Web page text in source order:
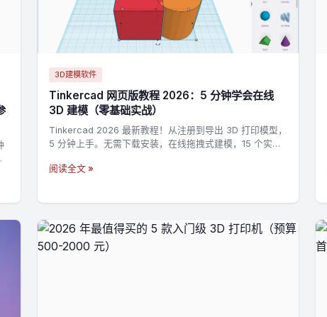
3D建模软件
Tinkercad 网页版教程 2026：5 分钟学会在线
3D 建模（零基础实战）
Tinkercad 2026 最新教程！从注册到导出 3D 打印模型，
5 分钟上手。无需下载安装，在线拖拽式建模，15 个实战
型。
阅读全文 »